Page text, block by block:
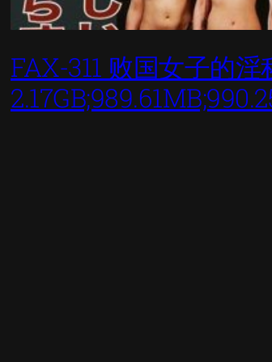
FAX-311 败国女子的